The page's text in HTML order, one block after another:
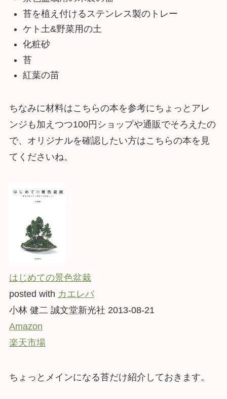
苔を植え付けるステンレス製のトレー
ケト土&野菜用の土
化粧砂
苔
紅葉の苗
ちなみに材料はこちらの本を参考にちょっとアレ
ンジも加えつつ100円ショップや通販でそろえたの
で、オリジナルを確認したい方はこちらの本を見
てくださいね。
はじめての景色盆栽
posted with カエレバ
小林 健二 誠文堂新光社 2013-08-21
Amazon
楽天市場
ちょっとメインになる苔だけ紹介しておきます。